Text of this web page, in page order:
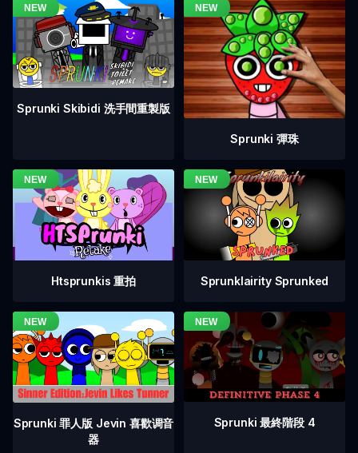
Sprunki Skibidi 洗手間重製版
Sprunki 彈珠
Htsprunkis 重拍 Sprunklairity Sprunked
Sprunki 罪人版 Jevin 喜歡调音
器
Sprunki 最終階段 4